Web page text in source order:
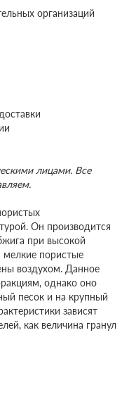
организаций
лицами. Все
Он производится
при высокой
мелкие пористые
воздухом. Данное
однако оно
песок и на крупный
зависят
как величина гранул